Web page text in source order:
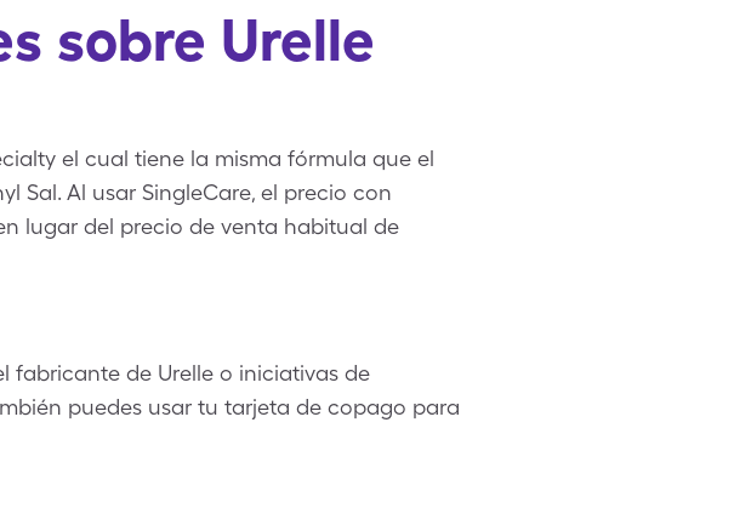
sobre Urelle
el cual tiene la misma fórmula que el
Sal. Al usar SingleCare, el precio con
lugar del precio de venta habitual de
fabricante de Urelle o iniciativas de
puedes usar tu tarjeta de copago para